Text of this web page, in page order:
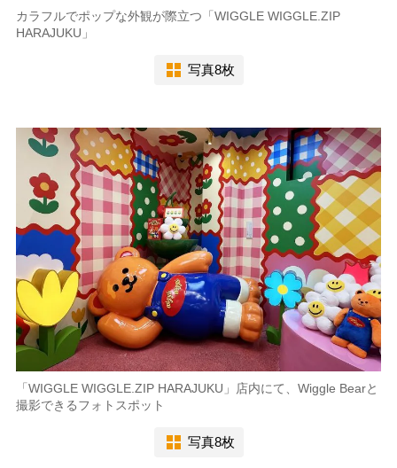
カラフルでポップな外観が際立つ「WIGGLE WIGGLE.ZIP
HARAJUKU」
写真8枚
「WIGGLE WIGGLE.ZIP HARAJUKU」店内にて、Wiggle Bearと
撮影できるフォトスポット
写真8枚